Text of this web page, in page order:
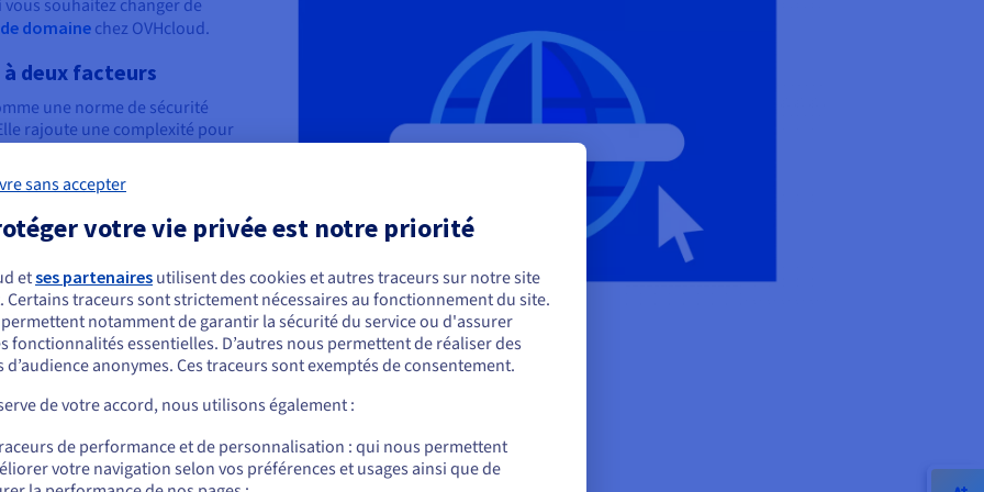
souhaitez changer de
domaine chez OVHcloud.
deux facteurs
une norme de sécurité
rajoute une complexité pour
de domaine. Pensez à
votre compte de registrar.
protégeant votre compte
de domaine est la création
et adresses e-mail
composés d’une
de chiffres et de caractères
piratage. Il est également
domaine dispose de son
les risques de
un seul compte. En adoptant
contre les cyberattaques
semblez être localisé en États-Unis.
commander, rendez-vous sur le site de votre pays (États-Unis) et créez un
us.ovhcloud.com/
Anglais USD - $
sans accepter
votre vie privée est notre priorité
etses partenaires utilisent des cookies et autres traceurs sur notre site
Certains traceurs sont strictement nécessaires au fonctionnement du site.
notamment de garantir la sécurité du service ou d'assurer
fonctionnalités essentielles. D’autres nous permettent de réaliser des
d’audience anonymes. Ces traceurs sont exemptés de consentement.
de votre accord, nous utilisons également :
de performance et de personnalisation : qui nous permettent
votre navigation selon vos préférences et usages ainsi que de